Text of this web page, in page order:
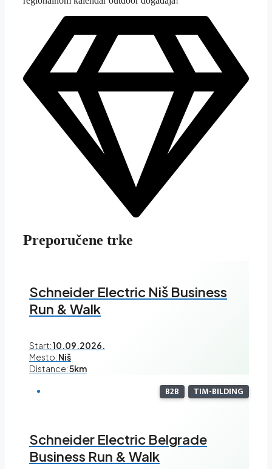
Preporučene trke
Schneider Electric Niš Business
Run & Walk
Start:10.09.2026.
Mesto: Niš
Distance:5km
B2B TIM-BILDING
Schneider Electric Belgrade
Business Run & Walk